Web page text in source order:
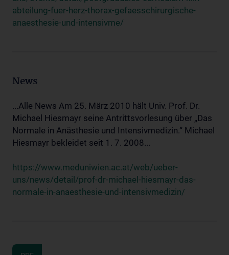
abteilung-fuer-herz-thorax-gefaesschirurgische-
anaesthesie-und-intensivme/
News
...Alle News Am 25. März 2010 hält Univ. Prof. Dr.
Michael Hiesmayr seine Antrittsvorlesung über „Das
Normale in Anästhesie und Intensivmedizin.“ Michael
Hiesmayr bekleidet seit 1. 7. 2008...
https://www.meduniwien.ac.at/web/ueber-
uns/news/detail/prof-dr-michael-hiesmayr-das-
normale-in-anaesthesie-und-intensivmedizin/